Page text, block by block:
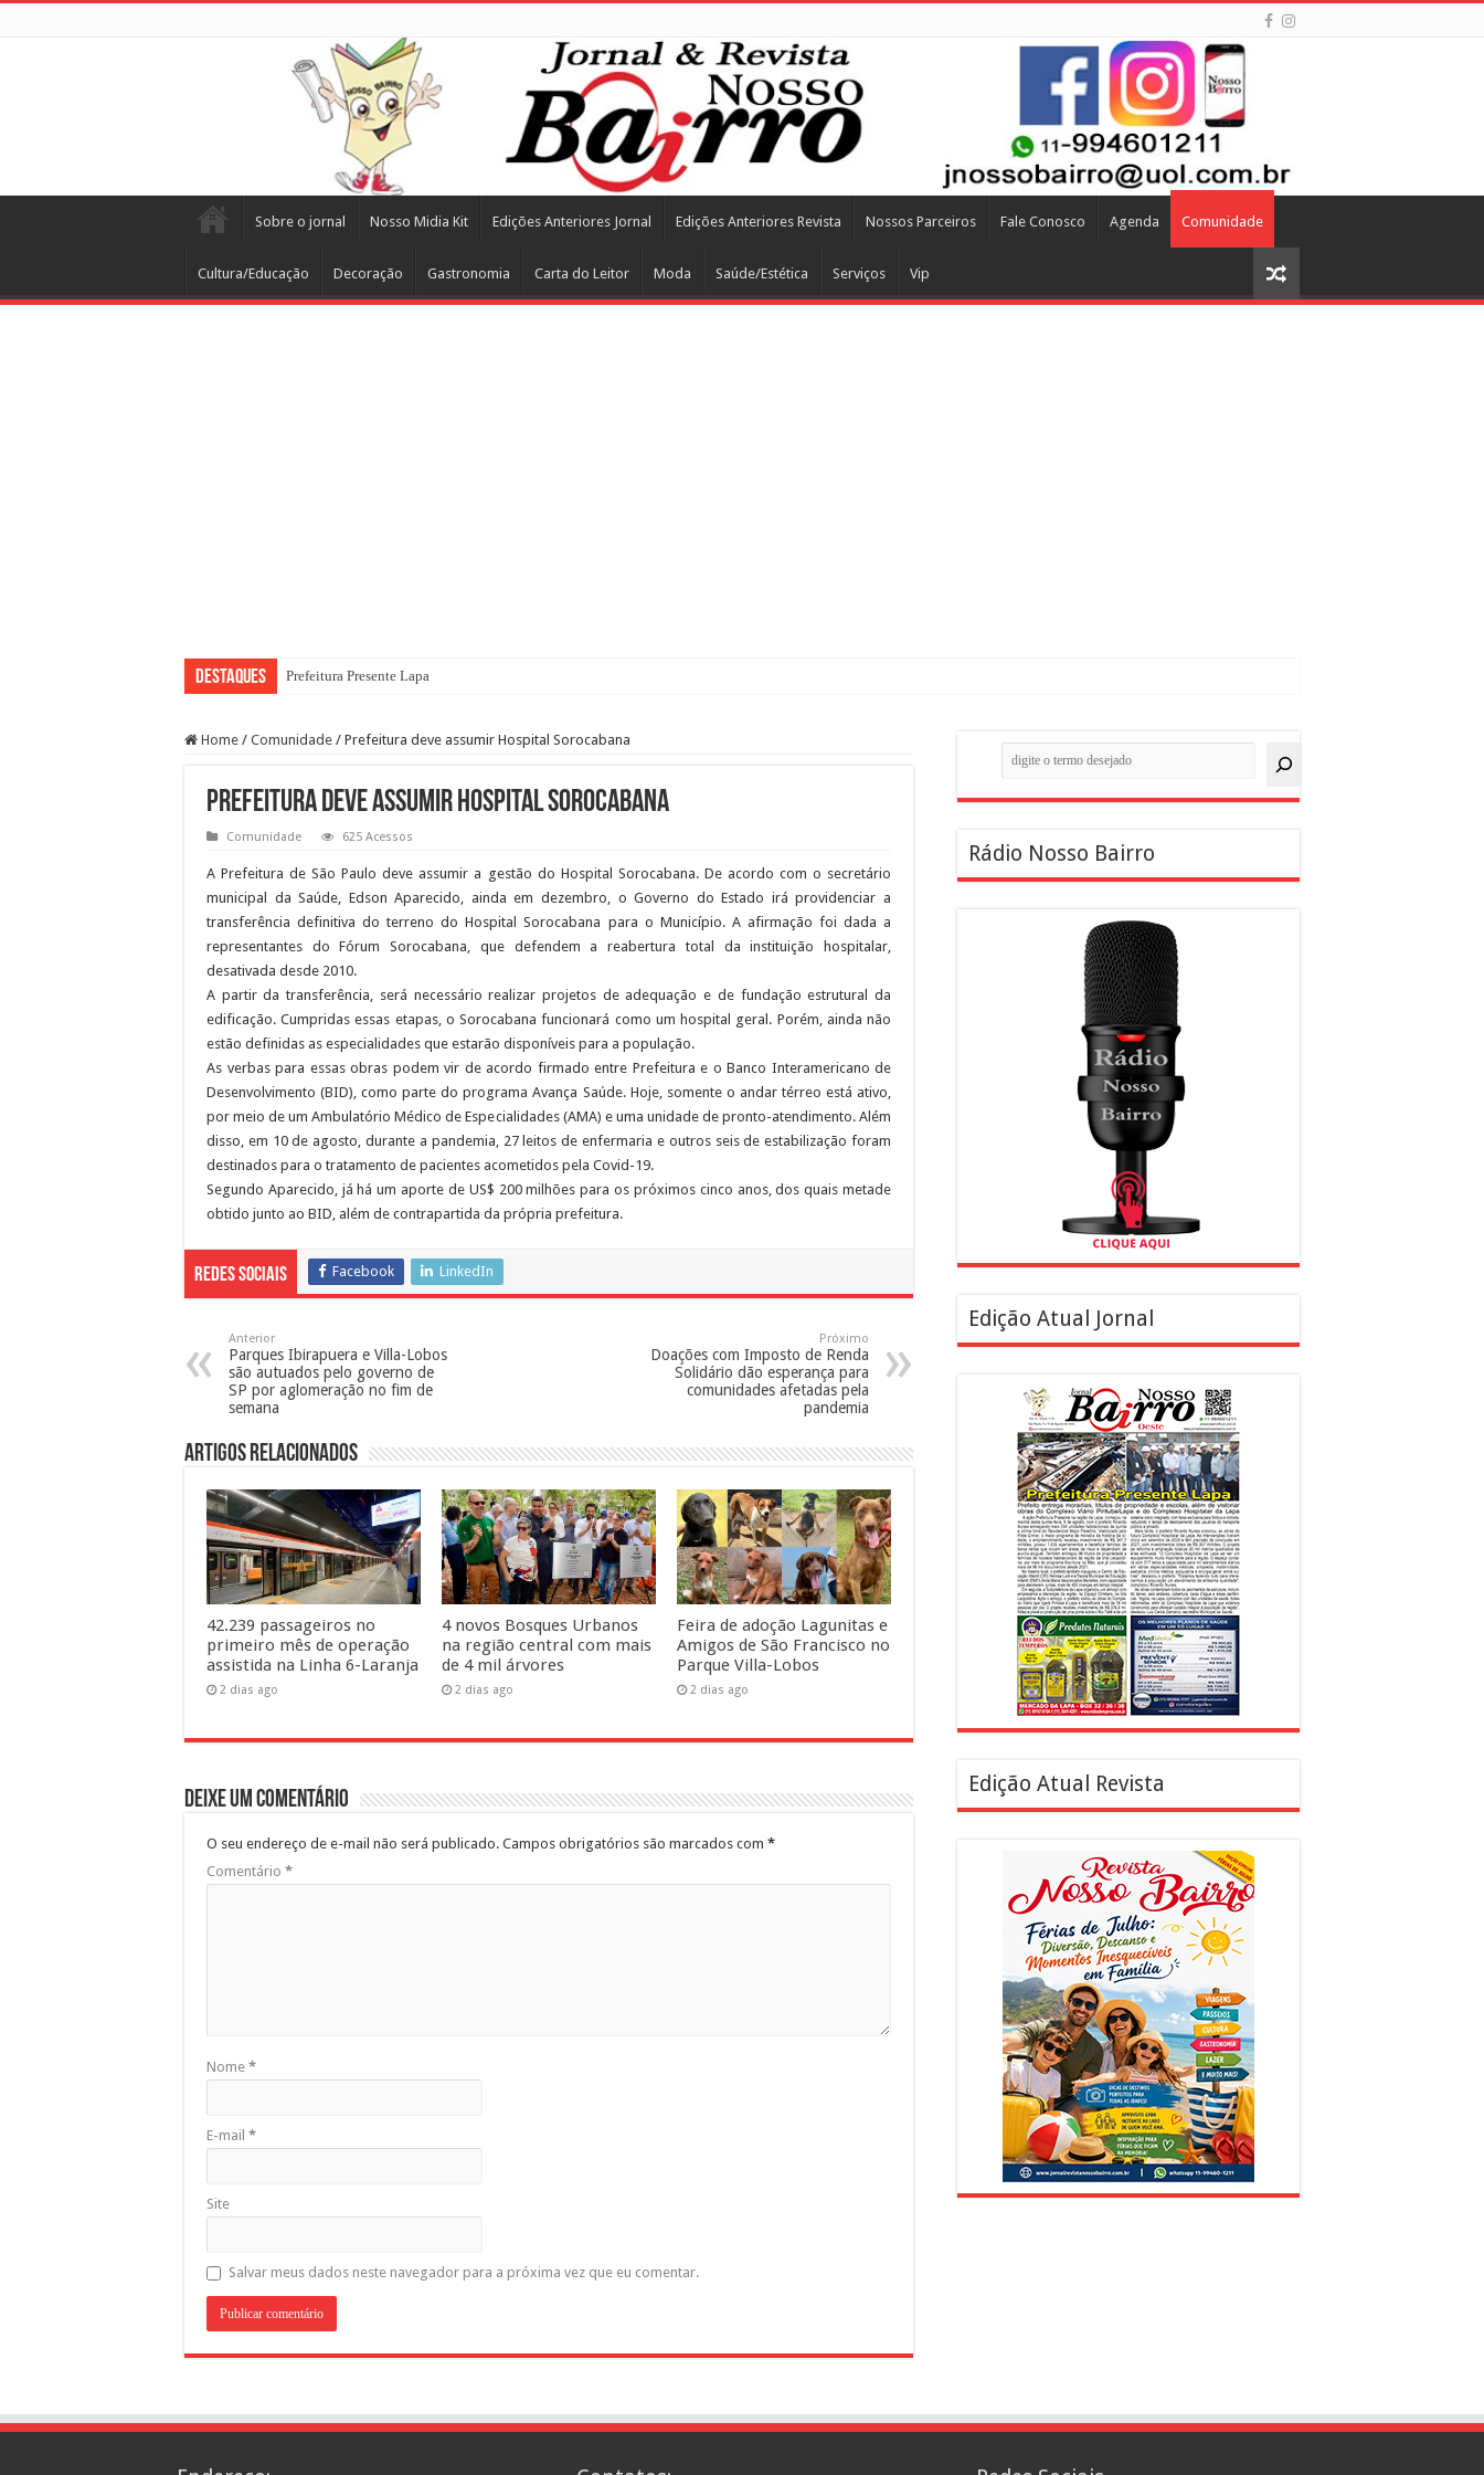
Sobre o jornal Nosso Midia Kit Edições Anteriores Jornal Edições Anteriores Revista Nossos Parceiros Fale Conosco Agenda Comunidade
Cultura/Educação Decoração Gastronomia Carta do Leitor Moda Saúde/Estética Serviços Vip
Destaques Prefeitura Presente Lapa
Home / Comunidade / Prefeitura deve assumir Hospital Sorocabana
Prefeitura deve assumir Hospital Sorocabana
Comunidade 625 Acessos
A Prefeitura de São Paulo deve assumir a gestão do Hospital Sorocabana. De acordo com o secretário
municipal da Saúde, Edson Aparecido, ainda em dezembro, o Governo do Estado irá providenciar a
transferência definitiva do terreno do Hospital Sorocabana para o Município. A afirmação foi dada a
representantes do Fórum Sorocabana, que defendem a reabertura total da instituição hospitalar,
desativada desde 2010.
A partir da transferência, será necessário realizar projetos de adequação e de fundação estrutural da
edificação. Cumpridas essas etapas, o Sorocabana funcionará como um hospital geral. Porém, ainda não
estão definidas as especialidades que estarão disponíveis para a população.
As verbas para essas obras podem vir de acordo firmado entre Prefeitura e o Banco Interamericano de
Desenvolvimento (BID), como parte do programa Avança Saúde. Hoje, somente o andar térreo está ativo,
por meio de um Ambulatório Médico de Especialidades (AMA) e uma unidade de pronto-atendimento. Além
disso, em 10 de agosto, durante a pandemia, 27 leitos de enfermaria e outros seis de estabilização foram
destinados para o tratamento de pacientes acometidos pela Covid-19.
Segundo Aparecido, já há um aporte de US$ 200 milhões para os próximos cinco anos, dos quais metade
obtido junto ao BID, além de contrapartida da própria prefeitura.
Redes Sociais Facebook LinkedIn
Anterior
Parques Ibirapuera e Villa-Lobos
são autuados pelo governo de
SP por aglomeração no fim de
semana
Próximo
Doações com Imposto de Renda
Solidário dão esperança para
comunidades afetadas pela
pandemia
Artigos Relacionados
42.239 passageiros no
primeiro mês de operação
assistida na Linha 6-Laranja
2 dias ago
4 novos Bosques Urbanos
na região central com mais
de 4 mil árvores
2 dias ago
Feira de adoção Lagunitas e
Amigos de São Francisco no
Parque Villa-Lobos
2 dias ago
Deixe um comentário
O seu endereço de e-mail não será publicado. Campos obrigatórios são marcados com *
Comentário *
Nome *
E-mail *
Site
Salvar meus dados neste navegador para a próxima vez que eu comentar.
Pesquisar
Rádio Nosso Bairro
Edição Atual Jornal
Edição Atual Revista